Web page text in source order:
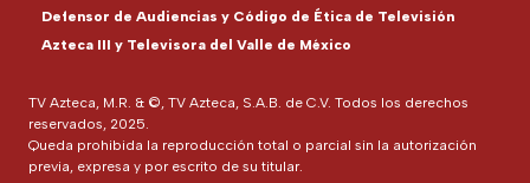
TV Azteca, M.R. & ©, TV Azteca, S.A.B. de C.V. Todos los derechos
reservados, 2025.
Queda prohibida la reproducción total o parcial sin la autorización
previa, expresa y por escrito de su titular.
Defensor de Audiencias y Código de Ética de Televisión
Azteca III y Televisora del Valle de México